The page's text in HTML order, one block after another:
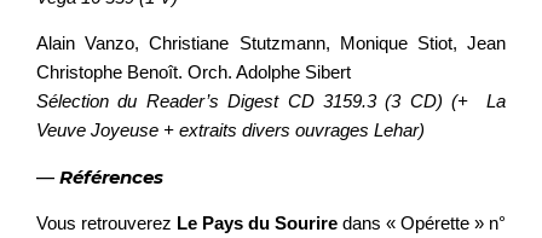
Alain Vanzo, Christiane Stutzmann, Monique Stiot, Jean
Christophe Benoît. Orch. Adolphe Sibert
Sélection du Reader’s Digest CD 3159.3 (3 CD) (+ La
Veuve Joyeuse + extraits divers ouvrages Lehar)
— Références
Vous retrouverez Le Pays du Sourire dans « Opérette » n°